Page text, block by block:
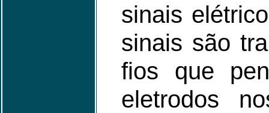
sinais
sinais são
fios que
eletrodos